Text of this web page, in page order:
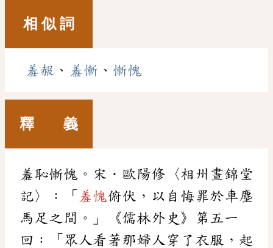
相 似 詞
羞赧 、 羞慚 、 慚愧
釋 義
羞恥慚愧。宋．歐陽修〈相州晝錦堂
記〉：「 羞愧俯伏，以自悔罪於車塵
馬足之間。」《儒林外史》第五一
回：「眾人看著那婦人穿了衣服，起